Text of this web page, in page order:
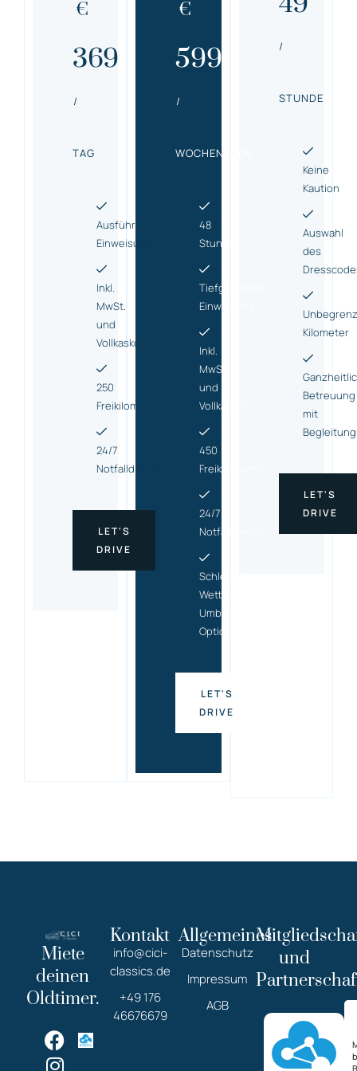
€
369
/
TAG
Ausführliche
Einweisung
Inkl.
MwSt.
und
Vollkasko
250
Freikilometer
24/7
Notfalldienst
LET'S
DRIVE
€
599
/
WOCHENENDE
48
Stunden
Tiefgreifende
Einweisung
Inkl.
MwSt.
und
Vollkasko
450
Freikilometer
24/7
Notfalldienst
Schlecht-
Wetter-
Umbuchungs
Option
LET'S
DRIVE
/
STUNDE
Keine
Kaution
Auswahl
des
Kilometer
Betreuung
mit
Begleitung
LET'S
DRIVE
Miete
deinen
Oldtimer.
Kontakt
info@cici-
classics.de
+49 176
46676679
Allgemeines
Datenschutz
Impressum
AGB
und